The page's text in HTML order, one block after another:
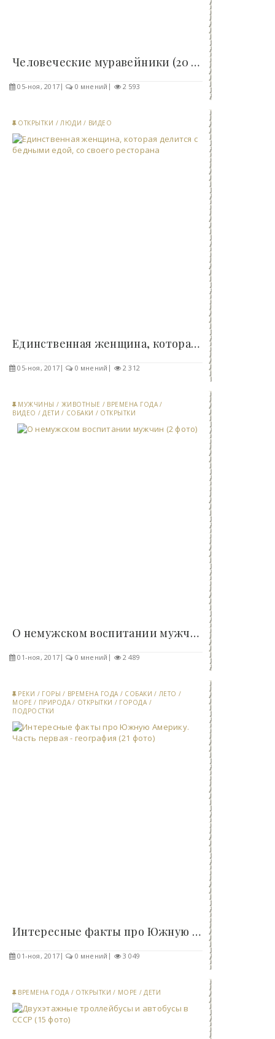
Человеческие муравейники (20 фото)..
05-ноя, 2017 0 мнений 2 593
ОТКРЫТКИ /ЛЮДИ / ВИДЕО
Единственная женщина, которая делится с бедными..
05-ноя, 2017 0 мнений 2 312
МУЖЧИНЫ / ЖИВОТНЫЕ / ВРЕМЕНА ГОДА /
ВИДЕО /ДЕТИ / СОБАКИ / ОТКРЫТКИ
О немужском воспитании мужчин (2 фото)..
01-ноя, 2017 0 мнений 2 489
РЕКИ / ГОРЫ / ВРЕМЕНА ГОДА / СОБАКИ / ЛЕТО /
МОРЕ / ПРИРОДА / ОТКРЫТКИ / ГОРОДА /
ПОДРОСТКИ
Интересные факты про Южную Америку. Часть первая..
01-ноя, 2017 0 мнений 3 049
ВРЕМЕНА ГОДА / ОТКРЫТКИ / МОРЕ /ДЕТИ